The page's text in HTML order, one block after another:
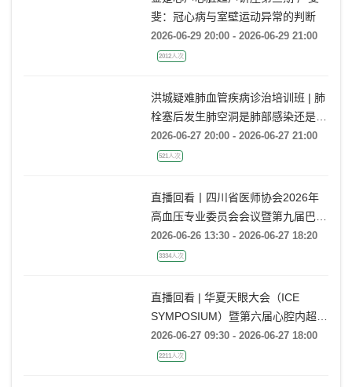
金楚心声心脏超声讲座第三期 严斐
斐：冠心病与室壁运动异常的判断
2026-06-29 20:00 - 2026-06-29 21:00
洪城疑难肺血管疾病诊治培训班 | 肺
栓塞后发生肺空洞是肺部感染还是肺
梗死鉴别？
2026-06-27 20:00 - 2026-06-27 21:00
直播回看丨四川省医师协会2026年
高血压专业委员会会议暨第九届巴蜀
高血压会议
2026-06-26 13:30 - 2026-06-27 18:20
直播回看 | 华夏天眼大会（ICE
SYMPOSIUM）暨第六届心腔内超声
指导心血管疾病诊疗大会
2026-06-27 09:30 - 2026-06-27 18:00